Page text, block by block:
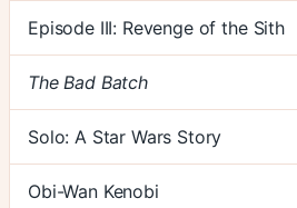
Episode III: Revenge of the Sith
The Bad Batch
Solo: A Star Wars Story
Obi-Wan Kenobi